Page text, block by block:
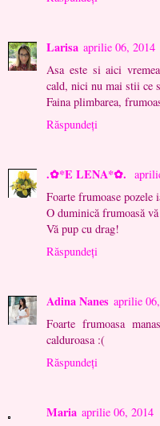
Larisa aprilie 06, 2014
Asa este si aici
cald, nici nu mai stii ce
Faina plimbarea,
Răspundeți
.✿*E LENA*✿.
Foarte frumoase pozele
O duminică frumoasă
Vă pup cu drag!
Răspundeți
Adina Nanes aprilie
Foarte frumoasa
calduroasa :(
Răspundeți
Maria aprilie 06, 2014